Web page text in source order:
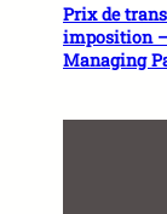
Prix de
imposition
Managing